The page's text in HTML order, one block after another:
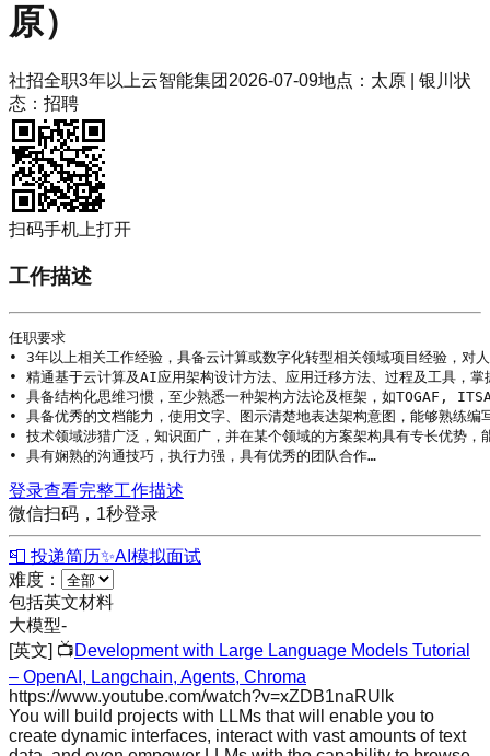
原）
社招全职3年以上云智能集团 2026-07-09地点： 太原 | 银川 状
态： 招聘
扫码手机上打开
工作描述
任职要求
• 3年以上相关工作经验，具备云计算或数字化转型相关领域项目经验，对
• 精通基于云计算及AI应用架构设计方法、应用迁移方法、过程及工具，
• 具备结构化思维习惯，至少熟悉一种架构方法论及框架，如TOGAF,
• 具备优秀的文档能力，使用文字、图示清楚地表达架构意图，能够熟练编
• 技术领域涉猎广泛，知识面广，并在某个领域的方案架构具有专长优势
• 具有娴熟的沟通技巧，执行力强，具有优秀的团队合作…
登录查看完整工作描述
微信扫码，1秒登录
📮 投递简历✨AI模拟面试
难度：
包括英文材料
大模型-
[英文] 📺Development with Large Language Models Tutorial
– OpenAI, Langchain, Agents, Chroma
https://www.youtube.com/watch?v=xZDB1naRUlk
You will build projects with LLMs that will enable you to
create dynamic interfaces, interact with vast amounts of text